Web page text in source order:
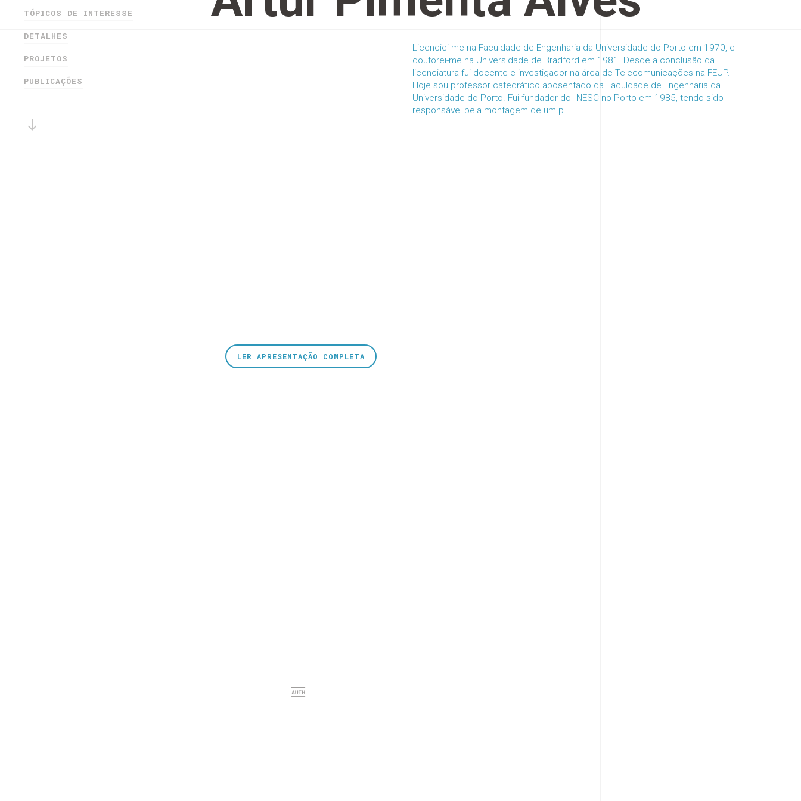
LER APRESENTAÇÃO COMPLETA
Licenciei-me na Faculdade de Engenharia da Universidade do Porto em 1970, e
doutorei-me na Universidade de Bradford em 1981. Desde a conclusão da
licenciatura fui docente e investigador na área de Telecomunicações na FEUP.
Hoje sou professor catedrático aposentado da Faculdade de Engenharia da
Universidade do Porto. Fui fundador do INESC no Porto em 1985, tendo sido
responsável pela montagem de um p...
TÓPICOS DE INTERESSE
DETALHES
PROJETOS
PUBLICAÇÕES